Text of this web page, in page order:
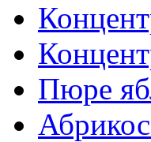
Пюре